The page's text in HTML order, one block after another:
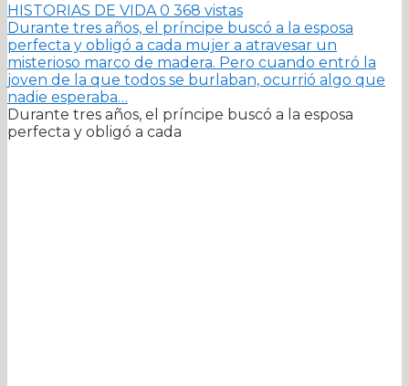
HISTORIAS DE VIDA0 368 vistas
Durante tres años, el príncipe buscó a la esposa
perfecta y obligó a cada mujer a atravesar un
misterioso marco de madera. Pero cuando entró la
joven de la que todos se burlaban, ocurrió algo que
nadie esperaba…
Durante tres años, el príncipe buscó a la esposa
perfecta y obligó a cada